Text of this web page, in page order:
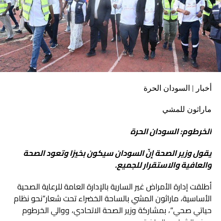
مروي، خاصةً وأنّ الاسبيرات الخاصة بتصليح هذه الأعطال قد
وصلت إلى البلاد وكل الفرق الفنية جاهزة لتقديم الخدمة
المطلوبة.
أخبار | السودان الحرة
ماراثون للمشي
الخرطوم: السودان الحرة
يقول وزير الصحة إنّ السودان سيكون بخيرًا وتعود الصحة
والعافية والاستقرار للجميع.
أطلقت إدارة الأمراض غير السارية بالإدارة العامة للرعاية الصحية
الأساسية، ماراثون المشي بالساحة الخضراء تحت شعار”نحو نظام
حياتي صحي”، بمشاركة وزير الصحة الاتحادي، ووالي الخرطوم